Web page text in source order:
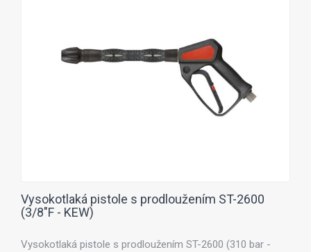
Vysokotlaká pistole s prodloužením ST-2600
(3/8"F - KEW)
Vysokotlaká pistole s prodloužením ST-2600 (310 bar -